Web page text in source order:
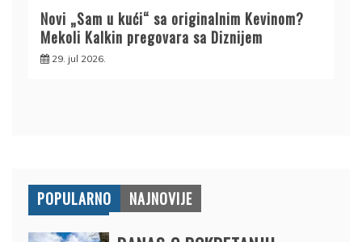
Novi „Sam u kući“ sa originalnim Kevinom?
Mekoli Kalkin pregovara sa Diznijem
29. jul 2026.
POPULARNO NAJNOVIJE